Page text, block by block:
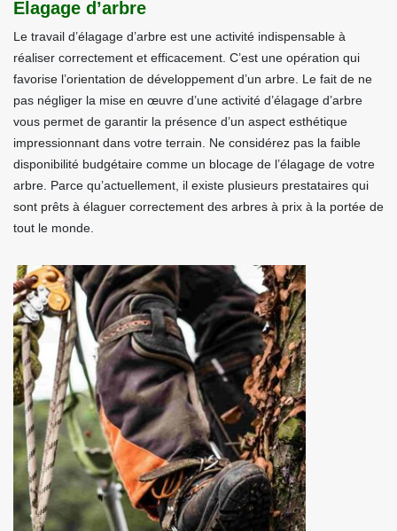
Elagage d’arbre
Le travail d’élagage d’arbre est une activité indispensable à
réaliser correctement et efficacement. C’est une opération qui
favorise l’orientation de développement d’un arbre. Le fait de ne
pas négliger la mise en œuvre d’une activité d’élagage d’arbre
vous permet de garantir la présence d’un aspect esthétique
impressionnant dans votre terrain. Ne considérez pas la faible
disponibilité budgétaire comme un blocage de l’élagage de votre
arbre. Parce qu’actuellement, il existe plusieurs prestataires qui
sont prêts à élaguer correctement des arbres à prix à la portée de
tout le monde.